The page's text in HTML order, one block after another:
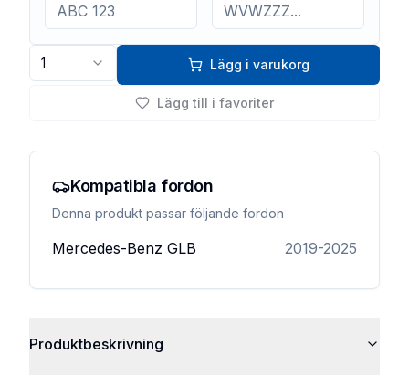
1 Lägg i varukorg
Lägg till i favoriter
Kompatibla fordon
Denna produkt passar följande fordon
Mercedes-Benz GLB 2019-2025
Produktbeskrivning